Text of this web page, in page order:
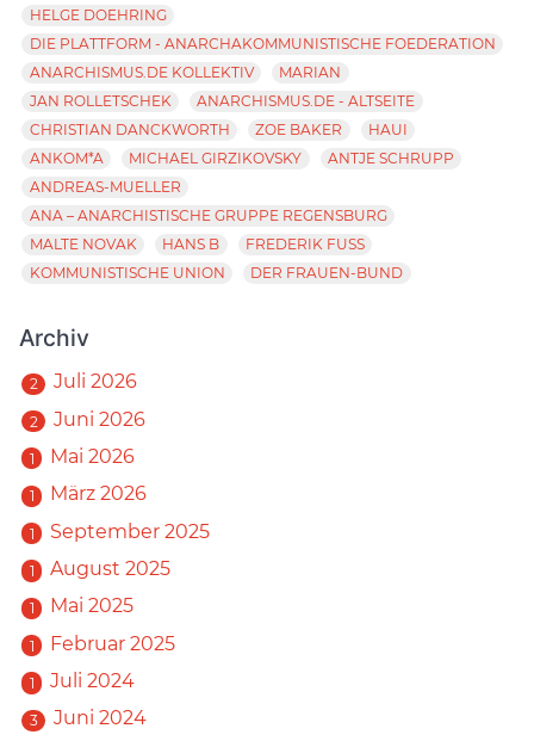
HELGE DOEHRING
DIE PLATTFORM - ANARCHAKOMMUNISTISCHE FOEDERATION
ANARCHISMUS.DE KOLLEKTIV
MARIAN
JAN ROLLETSCHEK
ANARCHISMUS.DE - ALTSEITE
CHRISTIAN DANCKWORTH
ZOE BAKER
HAUI
ANKOM*A
MICHAEL GIRZIKOVSKY
ANTJE SCHRUPP
ANDREAS-MUELLER
ANA – ANARCHISTISCHE GRUPPE REGENSBURG
MALTE NOVAK
HANS B
FREDERIK FUSS
KOMMUNISTISCHE UNION
DER FRAUEN-BUND
Archiv
2 Juli 2026
2 Juni 2026
1 Mai 2026
1 März 2026
1 September 2025
1 August 2025
1 Mai 2025
1 Februar 2025
1 Juli 2024
3 Juni 2024